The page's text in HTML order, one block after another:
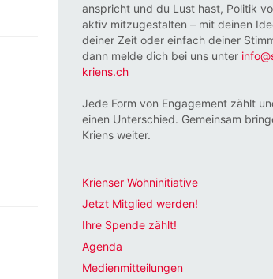
anspricht und du Lust hast, Politik
aktiv mitzugestalten – mit deinen
deiner Zeit oder einfach deiner
dann melde dich bei uns unter
kriens.ch
Jede Form von Engagement zählt
einen Unterschied. Gemeinsam
Kriens weiter.
Krienser Wohninitiative
Jetzt Mitglied werden!
Ihre Spende zählt!
Agenda
Medienmitteilungen